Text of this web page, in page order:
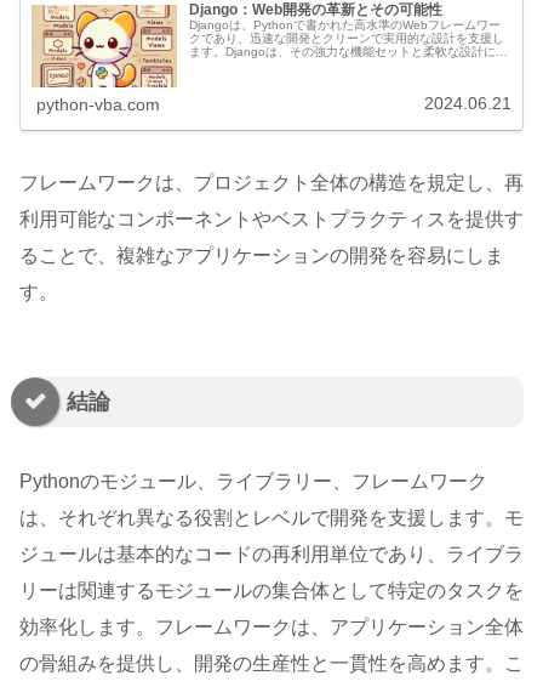
Django：Web開発の革新とその可能性
Djangoは、Pythonで書かれた高水準のWebフレームワー
クであり、迅速な開発とクリーンで実用的な設計を支援し
ます。Djangoは、その強力な機能セットと柔軟な設計によ
python-vba.com 2024.06.21
フレームワークは、プロジェクト全体の構造を規定し、再
利用可能なコンポーネントやベストプラクティスを提供す
ることで、複雑なアプリケーションの開発を容易にしま
す。
結論
Pythonのモジュール、ライブラリー、フレームワーク
は、それぞれ異なる役割とレベルで開発を支援します。モ
ジュールは基本的なコードの再利用単位であり、ライブラ
リーは関連するモジュールの集合体として特定のタスクを
効率化します。フレームワークは、アプリケーション全体
の骨組みを提供し、開発の生産性と一貫性を高めます。こ